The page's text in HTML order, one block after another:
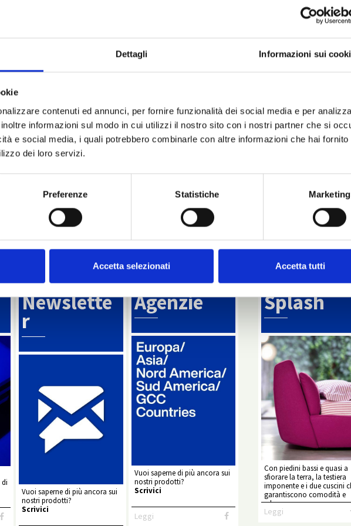
Dettagli Informazioni sui
contenuti ed annunci, per fornire funzionalità dei social media e per
informazioni sul modo in cui utilizzi il nostro sito con i nostri partner che si
e social media, i quali potrebbero combinarle con altre informazioni che hai fornito
dei loro servizi.
Preferenze Statistiche Marketing
Accetta selezionati Accetta tutti
momenti di quiete, il design di Tangos coniuga la leggerezza
a casa, un gesto gentile verso sé stessi. Il letto Tangos
testiera, caratterizzata da una leggera inclinazione, invita al relax e
proporzionati e leggermente più stretti rispetto al
un tocco di precisione e cura del dettaglio.
Info
Newslette
r
Vuoi saperne di più ancora sui
nostri prodotti?
Scrivici
Agenzie di zona
Agenzie
Vuoi saperne di più ancora sui
nostri prodotti?
Scrivici
Leggi
Vedi anche
Collezione Noctis
Splash
Con piedini bassi e quasi a
sfiorare la terra, la testiera
imponente e i due cuscini
garantiscono comodità e
relax.
Leggi